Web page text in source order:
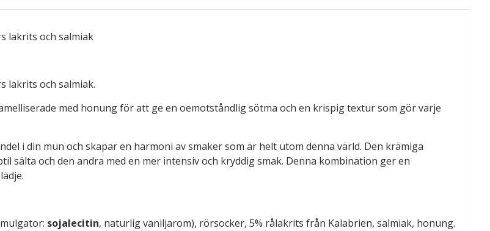
lakrits och salmiak
lakrits och salmiak.
med honung för att ge en oemotståndlig sötma och en krispig textur som gör varje
i din mun och skapar en harmoni av smaker som är helt utom denna värld. Den krämiga
sälta och den andra med en mer intensiv och kryddig smak. Denna kombination ger en
sojalecitin, naturlig vaniljarom), rörsocker, 5% rålakrits från Kalabrien, salmiak, honung.